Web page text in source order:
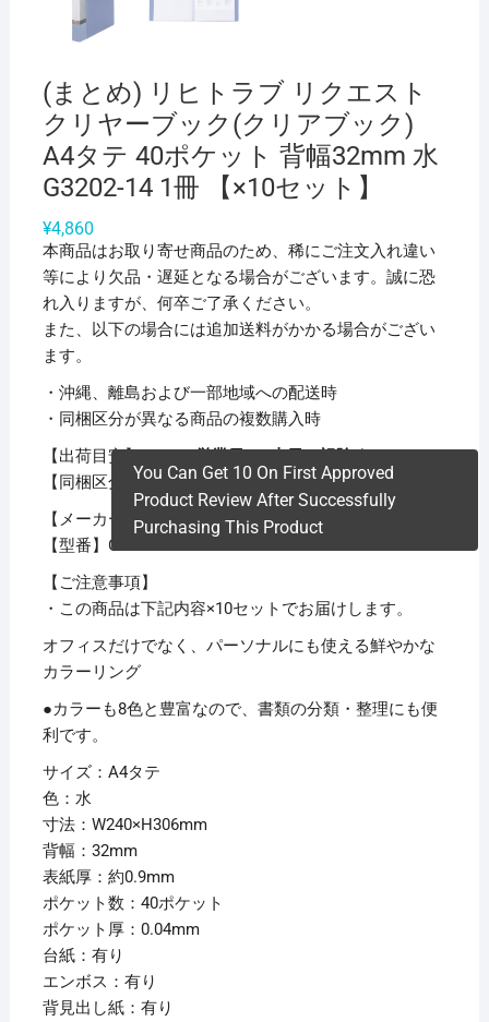
(まとめ) リヒトラブ リクエスト
クリヤーブック(クリアブック)
A4タテ 40ポケット 背幅32mm 水
G3202-14 1冊 【×10セット】
¥4,860
本商品はお取り寄せ商品のため、稀にご注文入れ違い
等により欠品・遅延となる場合がございます。誠に恐
れ入りますが、何卒ご了承ください。
また、以下の場合には追加送料がかかる場合がござい
ます。
・沖縄、離島および一部地域への配送時
・同梱区分が異なる商品の複数購入時
【出荷目安】：1 – 5営業日 ※土日・祝除く
【同梱区分】：TS 1
【メーカー名】リヒトラブ
【型番】G3202-14
【ご注意事項】
・この商品は下記内容×10セットでお届けします。
オフィスだけでなく、パーソナルにも使える鮮やかな
カラーリング
●カラーも8色と豊富なので、書類の分類・整理にも便
利です。
サイズ：A4タテ
色：水
寸法：W240×H306mm
背幅：32mm
表紙厚：約0.9mm
ポケット数：40ポケット
ポケット厚：0.04mm
台紙：有り
エンボス：有り
背見出し紙：有り
You Can Get 10 On First Approved
Product Review After Successfully
Purchasing This Product